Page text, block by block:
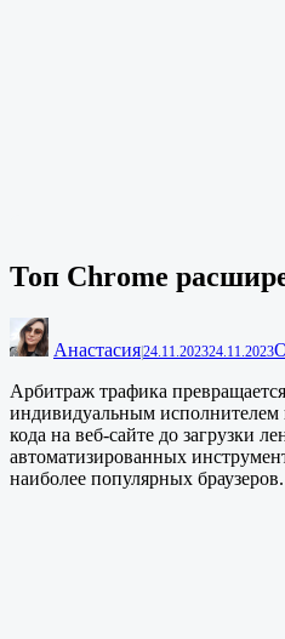
Топ Chrome
Анастасия24.11.202324.11.2023
Арбитраж трафика
индивидуальным исполнителем
кода на веб-сайте до загрузки
автоматизированных
наиболее популярных браузеров.